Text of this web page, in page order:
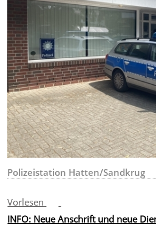
Polizeistation Hatten/Sandkrug
Vorlesen
INFO: Neue Anschrift und neue